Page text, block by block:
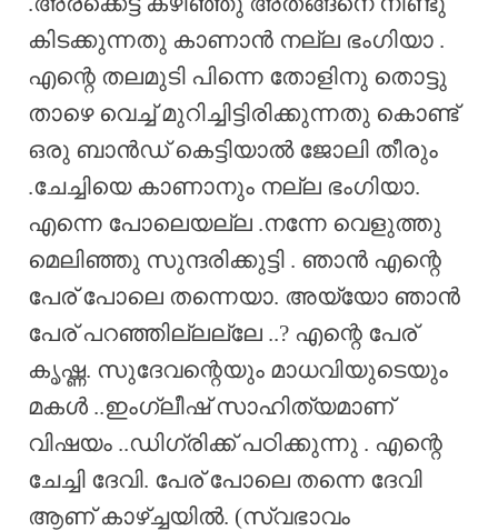
കിടക്കുന്നതു കാണാൻ നല്ല ഭംഗിയാ .
എന്റെ തലമുടി പിന്നെ തോളിനു തൊട്ടു
താഴെ വെച്ച് മുറിച്ചിട്ടിരിക്കുന്നതു കൊണ്ട്
ഒരു ബാൻഡ് കെട്ടിയാൽ ജോലി തീരും
.ചേച്ചിയെ കാണാനും നല്ല ഭംഗിയാ.
എന്നെ പോലെയല്ല .നന്നേ വെളുത്തു
മെലിഞ്ഞു സുന്ദരിക്കുട്ടി . ഞാൻ എന്റെ
പേര് പോലെ തന്നെയാ. അയ്യോ ഞാൻ
പേര് പറഞ്ഞില്ലല്ലേ ..? എന്റെ പേര്
കൃഷ്ണ. സുദേവന്റെയും മാധവിയുടെയും
മകൾ ..ഇംഗ്ലീഷ് സാഹിത്യമാണ്
വിഷയം ..ഡിഗ്രിക്ക് പഠിക്കുന്നു . എന്റെ
ചേച്ചി ദേവി. പേര് പോലെ തന്നെ ദേവി
ആണ് കാഴ്ച്ചയിൽ. (സ്വഭാവം